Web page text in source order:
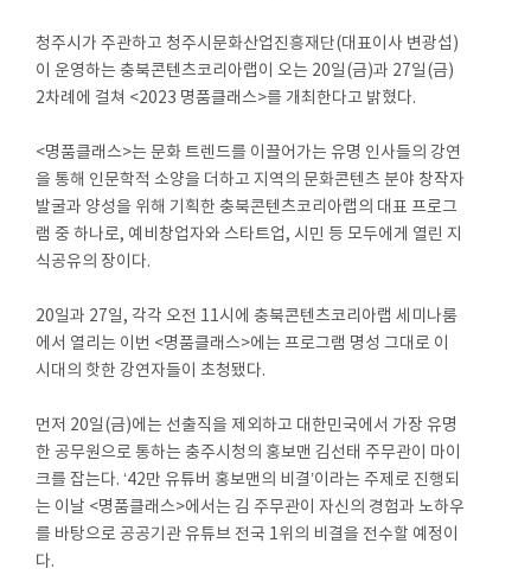
청주시가 주관하고 청주시문화산업진흥재단(대표이사 변광섭)
이 운영하는 충북콘텐츠코리아랩이 오는 20일(금)과 27일(금)
2차례에 걸쳐 <2023 명품클래스>를 개최한다고 밝혔다.
<명품클래스>는 문화 트렌드를 이끌어가는 유명 인사들의 강연
을 통해 인문학적 소양을 더하고 지역의 문화콘텐츠 분야 창작자
발굴과 양성을 위해 기획한 충북콘텐츠코리아랩의 대표 프로그
램 중 하나로, 예비창업자와 스타트업, 시민 등 모두에게 열린 지
식공유의 장이다.
20일과 27일, 각각 오전 11시에 충북콘텐츠코리아랩 세미나룸
에서 열리는 이번 <명품클래스>에는 프로그램 명성 그대로 이
시대의 핫한 강연자들이 초청됐다.
먼저 20일(금)에는 선출직을 제외하고 대한민국에서 가장 유명
한 공무원으로 통하는 충주시청의 홍보맨 김선태 주무관이 마이
크를 잡는다. ‘42만 유튜버 홍보맨의 비결’이라는 주제로 진행되
는 이날 <명품클래스>에서는 김 주무관이 자신의 경험과 노하우
를 바탕으로 공공기관 유튜브 전국 1위의 비결을 전수할 예정이
다.